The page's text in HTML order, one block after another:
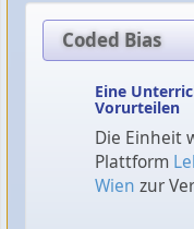
Coded Bias
Eine
Vorurteilen
Die Einheit
Plattform
Wien zur